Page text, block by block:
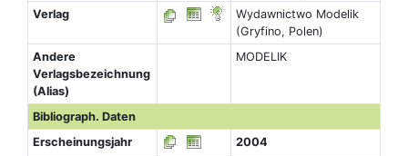
Verlag
Wydawnictwo Modelik
(Gryfino, Polen)
Andere
Verlagsbezeichnung
(Alias)
MODELIK
Bibliograph. Daten
Erscheinungsjahr
2004